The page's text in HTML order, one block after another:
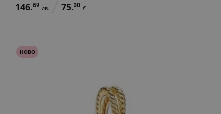
146.69 лв. 75.00 €
НОВО